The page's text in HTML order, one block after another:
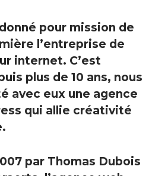
pour mission de
l’entreprise de
internet. C’est
plus de 10 ans, nous
avec eux une agence
qui allie créativité
par Thomas Dubois